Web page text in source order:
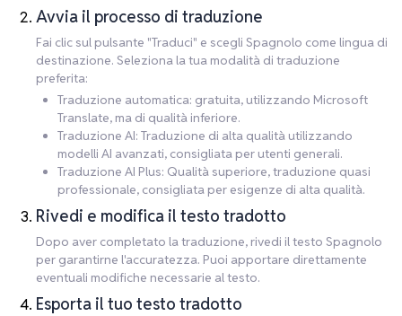
Avvia il processo di traduzione
Fai clic sul pulsante "Traduci" e scegli Spagnolo come lingua di
destinazione. Seleziona la tua modalità di traduzione
preferita:
Traduzione automatica: gratuita, utilizzando Microsoft
Translate, ma di qualità inferiore.
Traduzione AI: Traduzione di alta qualità utilizzando
modelli AI avanzati, consigliata per utenti generali.
Traduzione AI Plus: Qualità superiore, traduzione quasi
professionale, consigliata per esigenze di alta qualità.
Rivedi e modifica il testo tradotto
Dopo aver completato la traduzione, rivedi il testo Spagnolo
per garantirne l'accuratezza. Puoi apportare direttamente
eventuali modifiche necessarie al testo.
Esporta il tuo testo tradotto